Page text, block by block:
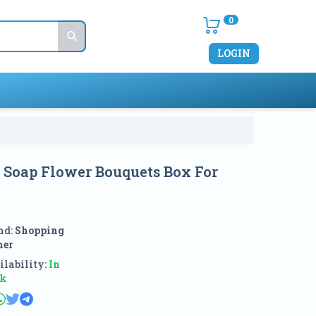
0
LOGIN
Flower Bouquets Box For
Shopping
In